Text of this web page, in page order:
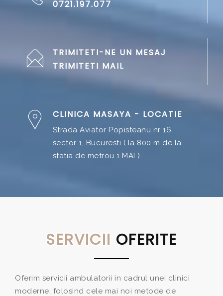
0721.197.077
TRIMITETI-NE UN MESAJ
TRIMITETI MAIL
CLINICA MASAYA - LOCATIE
Strada Aviator Popisteanu nr 16,
sector 1, Bucuresti ( la 800 m de la
statia de metrou 1 MAI )
SERVICII OFERITE
Oferim servicii ambulatorii in cadrul unei clinici
moderne, folosind cele mai noi metode de